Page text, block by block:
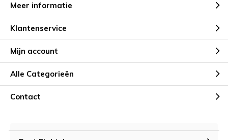
Meer informatie
Klantenservice
Mijn account
Alle Categorieën
Contact